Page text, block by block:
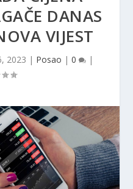
DANAS
VIJEST
2023 | Posao | 0 |